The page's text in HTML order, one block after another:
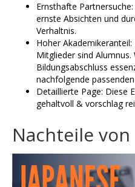
Ernsthafte
ernste Absichten und
Verhaltnis.
Hoher
Mitglieder sind
Bildungsabschluss
nachfolgende
Detaillierte Page: Diese
gehaltvoll & vorschlag
Nachteile